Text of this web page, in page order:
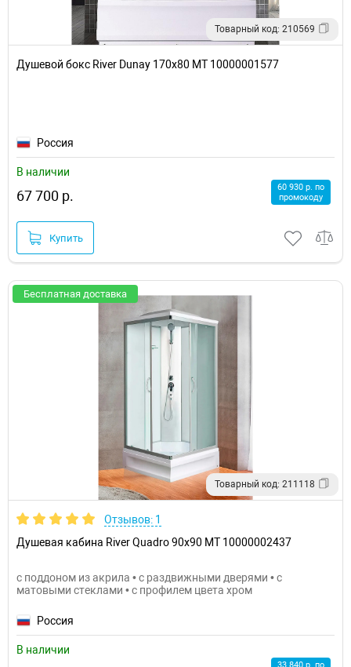
Товарный код: 210569
Душевой бокс River Dunay 170x80 МТ 10000001577
Россия
В наличии
67 700 р.
60 930 р. по
промокоду
Купить
Бесплатная доставка
Товарный код: 211118
Отзывов: 1
Душевая кабина River Quadro 90x90 МТ 10000002437
с поддоном из акрила • с раздвижными дверями • с
матовыми стеклами • с профилем цвета хром
Россия
В наличии
33 840 р. по